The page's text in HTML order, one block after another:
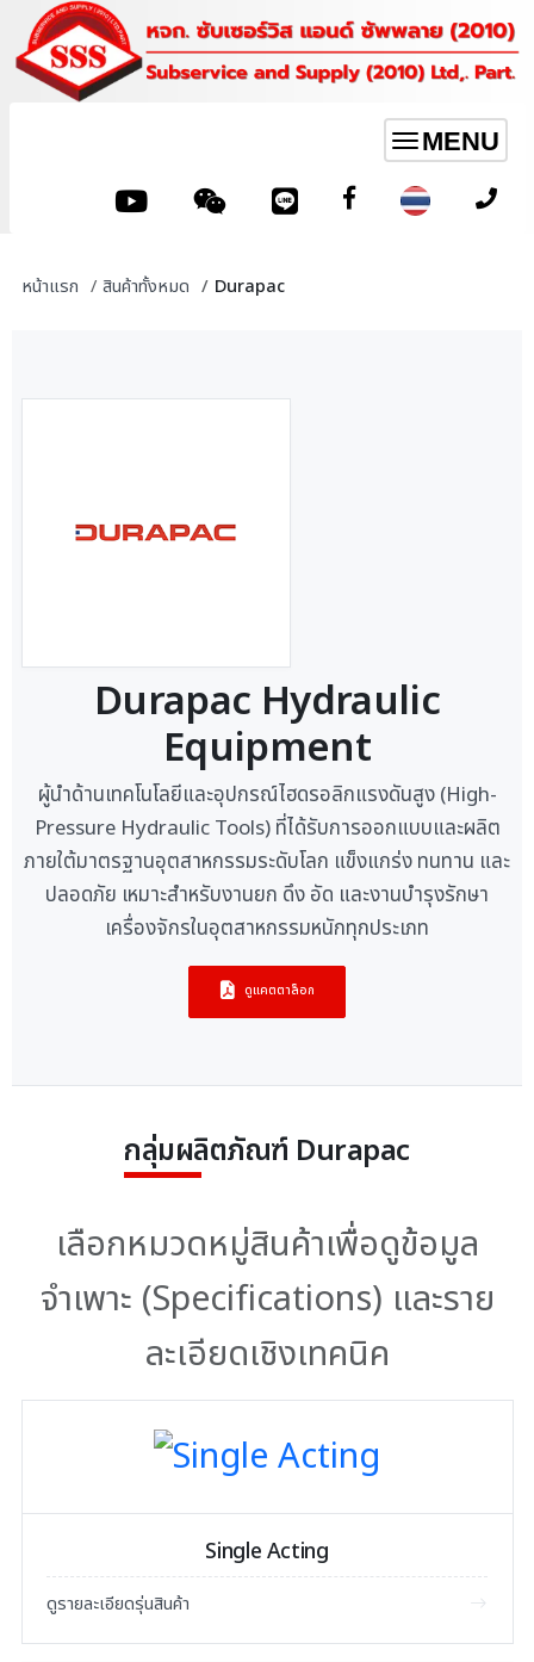
Toggle
navigation
MENU
หน้าแรก สินค้าทั้งหมด Durapac
Durapac Hydraulic
Equipment
ผู้นำด้านเทคโนโลยีและอุปกรณ์ไฮดรอลิกแรงดันสูง (High-
Pressure Hydraulic Tools) ที่ได้รับการออกแบบและผลิต
ภายใต้มาตรฐานอุตสาหกรรมระดับโลก แข็งแกร่ง ทนทาน และ
ปลอดภัย เหมาะสำหรับงานยก ดึง อัด และงานบำรุงรักษา
เครื่องจักรในอุตสาหกรรมหนักทุกประเภท
ดูแคตตาล็อก
กลุ่มผลิตภัณฑ์ Durapac
เลือกหมวดหมู่สินค้าเพื่อดูข้อมูล
จำเพาะ (Specifications) และราย
ละเอียดเชิงเทคนิค
Single Acting
ดูรายละเอียดรุ่นสินค้า